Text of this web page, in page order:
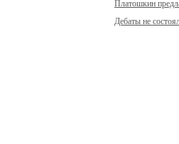
Платошкин
Дебаты не